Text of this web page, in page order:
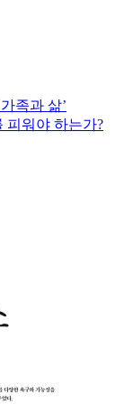
족과 삶’
피워야 하는가?